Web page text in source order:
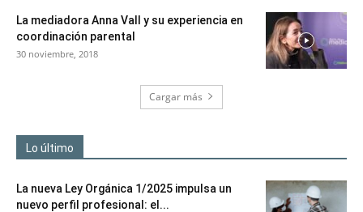
La mediadora Anna Vall y su experiencia en
coordinación parental
30 noviembre, 2018
Cargar más
Lo último
La nueva Ley Orgánica 1/2025 impulsa un
nuevo perfil profesional: el...